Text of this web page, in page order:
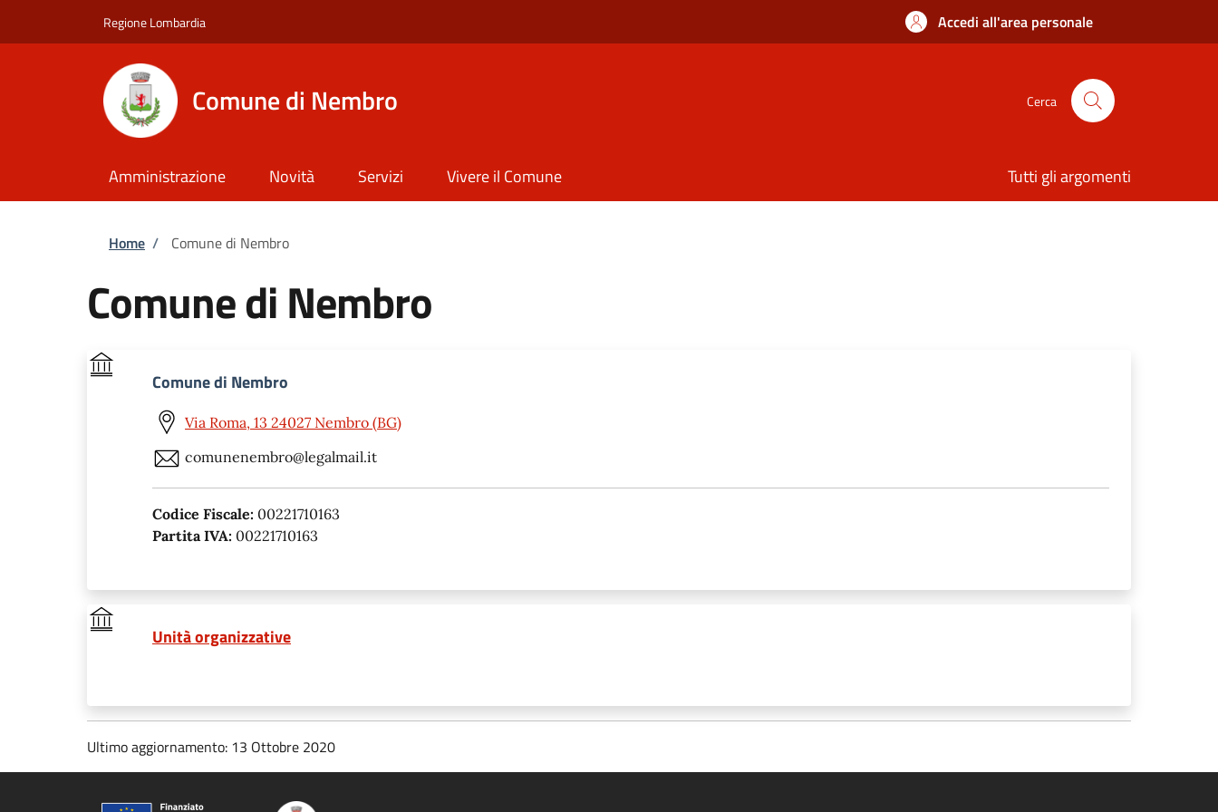
Regione Lombardia Accedi all'area personale
Comune di Nembro Cerca
Amministrazione Novità Servizi Vivere il Comune Tutti gli argomenti
Briciole di pane
Home / Comune di Nembro
Comune di Nembro
Comune di Nembro
Via Roma, 13 24027 Nembro (BG)
comunenembro@legalmail.it
Codice Fiscale: 00221710163
Partita IVA: 00221710163
Unità organizzative
Ultimo aggiornamento: 13 Ottobre 2020